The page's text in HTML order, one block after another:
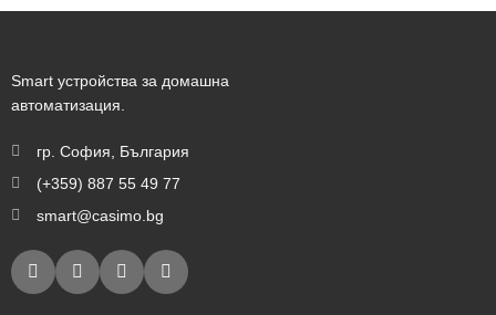
Smart устройства за домашна
автоматизация.
гр. София, България
(+359) 887 55 49 77
smart@casimo.bg